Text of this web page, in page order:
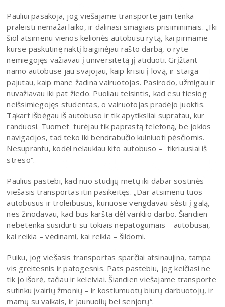
Pauliui pasakoja, jog viešajame transporte jam tenka
praleisti nemažai laiko, ir dalinasi smagiais prisiminimais. „Iki
šiol atsimenu vienos kelionės autobusu rytą, kai pirmame
kurse paskutinę naktį baiginėjau rašto darbą, o ryte
nemiegojęs važiavau į universitetą jį atiduoti. Grįžtant
namo autobuse jau svajojau, kaip krisiu į lovą, ir staiga
pajutau, kaip mane žadina vairuotojas. Pasirodo, užmigau ir
nuvažiavau iki pat žiedo. Puoliau teisintis, kad esu tiesiog
neišsimiegojęs studentas, o vairuotojas pradėjo juoktis.
Tąkart išbėgau iš autobuso ir tik apytiksliai supratau, kur
randuosi. Tuomet turėjau tik paprastą telefoną, be jokios
navigacijos, tad teko iki bendrabučio kulniuoti pėsčiomis.
Nesuprantu, kodėl nelaukiau kito autobuso – tikriausiai iš
streso“.
Paulius pastebi, kad nuo studijų metų iki dabar sostinės
viešasis transportas itin pasikeitęs. „Dar atsimenu tuos
autobusus ir troleibusus, kuriuose vengdavau sėsti į galą,
nes žinodavau, kad bus karšta dėl variklio darbo. Šiandien
nebetenka susidurti su tokiais nepatogumais – autobusai,
kai reikia – vėdinami, kai reikia – šildomi.
Puiku, jog viešasis transportas sparčiai atsinaujina, tampa
vis greitesnis ir patogesnis. Pats pastebiu, jog keičiasi ne
tik jo išorė, tačiau ir keleiviai. Šiandien viešajame transporte
sutinku įvairių žmonių – ir kostiumuotų biurų darbuotojų, ir
mamų su vaikais, ir jaunuolių bei senjorų“.